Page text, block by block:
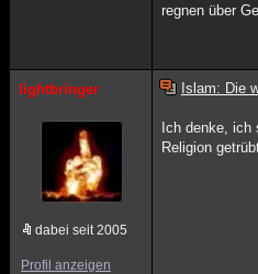
regnen über
lightbringer
dabei seit 2005
Profil anzeigen
Islam: Die
Ich denke,
Religion